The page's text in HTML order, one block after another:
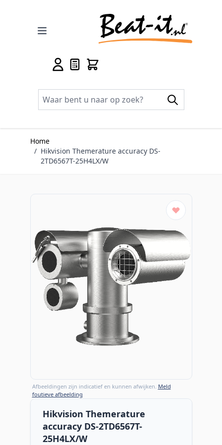
Home
/ Hikvision Themerature accuracy DS-
2TD6567T-25H4LX/W
Afbeeldingen zijn indicatief en kunnen afwijken. Meld
foutieve afbeelding
Hikvision Themerature
accuracy DS-2TD6567T-
25H4LX/W